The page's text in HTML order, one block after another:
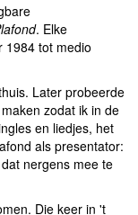
. Elke
1984 tot medio
Later probeerde
zodat ik in de
en liedjes, het
als presentator:
nergens mee te
Die keer in 't